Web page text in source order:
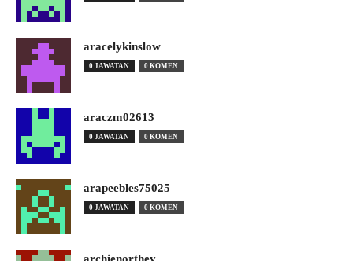
aracelykinslow
0 JAWATAN 0 KOMEN
araczm02613
0 JAWATAN 0 KOMEN
arapeebles75025
0 JAWATAN 0 KOMEN
archienorthey